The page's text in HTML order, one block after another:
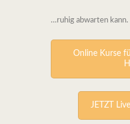
…ruhig abwarten kann.
Online Kurse
JETZT